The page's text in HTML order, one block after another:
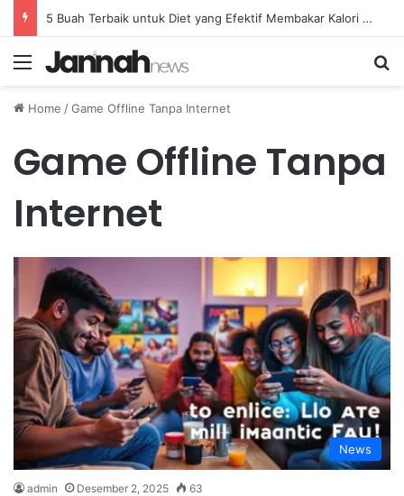
5 Buah Terbaik untuk Diet yang Efektif Membakar Kalori dengan Lebih Cepat
Menu
Home /Game Offline Tanpa Internet
Game Offline Tanpa
Internet
News
admin Desember 2, 2025 63